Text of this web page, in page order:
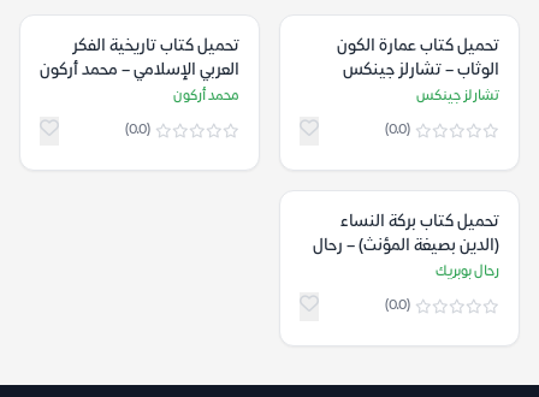
تحميل كتاب عمارة الكون
الوثاب – تشارلز جينكس
تشارلز جينكس
(0.0)
تحميل كتاب تاريخية الفكر
العربي الإسلامي – محمد أركون
محمد أركون
(0.0)
تحميل كتاب بركة النساء
(الدين بصيغة المؤنث) – رحال
بوبريك
رحال بوبريك
(0.0)